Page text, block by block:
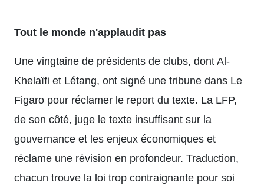
Tout le monde n'applaudit pas
Une vingtaine de présidents de clubs, dont Al-
Khelaïfi et Létang, ont signé une tribune dans Le
Figaro pour réclamer le report du texte. La LFP,
de son côté, juge le texte insuffisant sur la
gouvernance et les enjeux économiques et
réclame une révision en profondeur. Traduction,
chacun trouve la loi trop contraignante pour soi